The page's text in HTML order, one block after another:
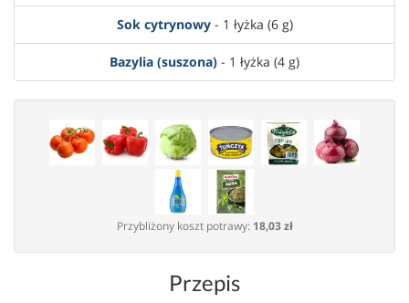
Sok cytrynowy- 1 łyżka (6 g)
Bazylia (suszona) - 1 łyżka (4 g)
Przybliżony koszt potrawy: 18,03 zł
Przepis